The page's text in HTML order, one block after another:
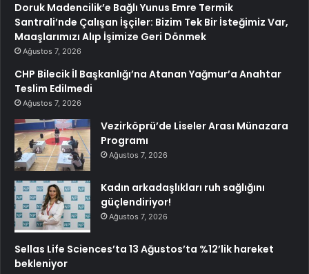
Doruk Madencilik’e Bağlı Yunus Emre Termik
Santrali’nde Çalışan İşçiler: Bizim Tek Bir İsteğimiz Var,
Maaşlarımızı Alıp İşimize Geri Dönmek
Ağustos 7, 2026
CHP Bilecik İl Başkanlığı’na Atanan Yağmur’a Anahtar
Teslim Edilmedi
Ağustos 7, 2026
Vezirköprü’de Liseler Arası Münazara
Programı
Ağustos 7, 2026
Kadın arkadaşlıkları ruh sağlığını
güçlendiriyor!
Ağustos 7, 2026
Sellas Life Sciences’ta 13 Ağustos’ta %12’lik hareket
bekleniyor